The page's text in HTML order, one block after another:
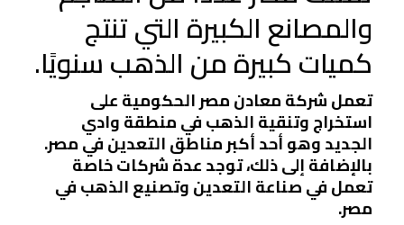
والمصانع الكبيرة التي تنتج
كميات كبيرة من الذهب سنويًا.
تعمل شركة معادن مصر الحكومية على
استخراج وتنقية الذهب في منطقة وادي
الجديد وهو أحد أكبر مناطق التعدين في مصر.
بالإضافة إلى ذلك، توجد عدة شركات خاصة
تعمل في صناعة التعدين وتصنيع الذهب في
مصر.